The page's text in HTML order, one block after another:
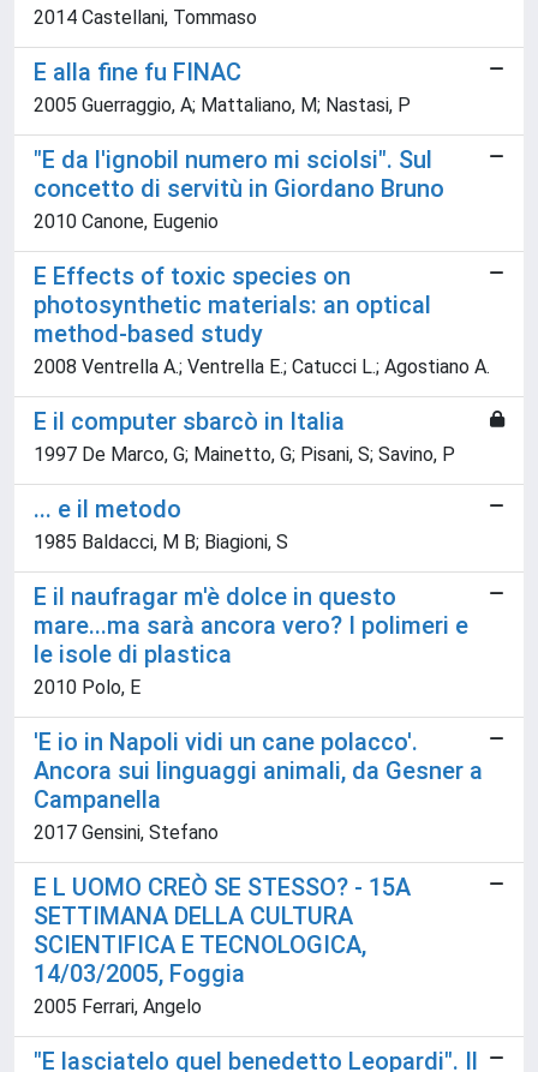
2014 Castellani, Tommaso
E alla fine fu FINAC
2005 Guerraggio, A; Mattaliano, M; Nastasi, P
"E da l'ignobil numero mi sciolsi". Sul
concetto di servitù in Giordano Bruno
2010 Canone, Eugenio
E Effects of toxic species on
photosynthetic materials: an optical
method-based study
2008 Ventrella A.; Ventrella E.; Catucci L.; Agostiano A.
E il computer sbarcò in Italia
1997 De Marco, G; Mainetto, G; Pisani, S; Savino, P
... e il metodo
1985 Baldacci, M B; Biagioni, S
E il naufragar m'è dolce in questo
mare...ma sarà ancora vero? I polimeri e
le isole di plastica
2010 Polo, E
'E io in Napoli vidi un cane polacco'.
Ancora sui linguaggi animali, da Gesner a
Campanella
2017 Gensini, Stefano
E L UOMO CREÒ SE STESSO? - 15A
SETTIMANA DELLA CULTURA
SCIENTIFICA E TECNOLOGICA,
14/03/2005, Foggia
2005 Ferrari, Angelo
"E lasciatelo quel benedetto Leopardi". Il